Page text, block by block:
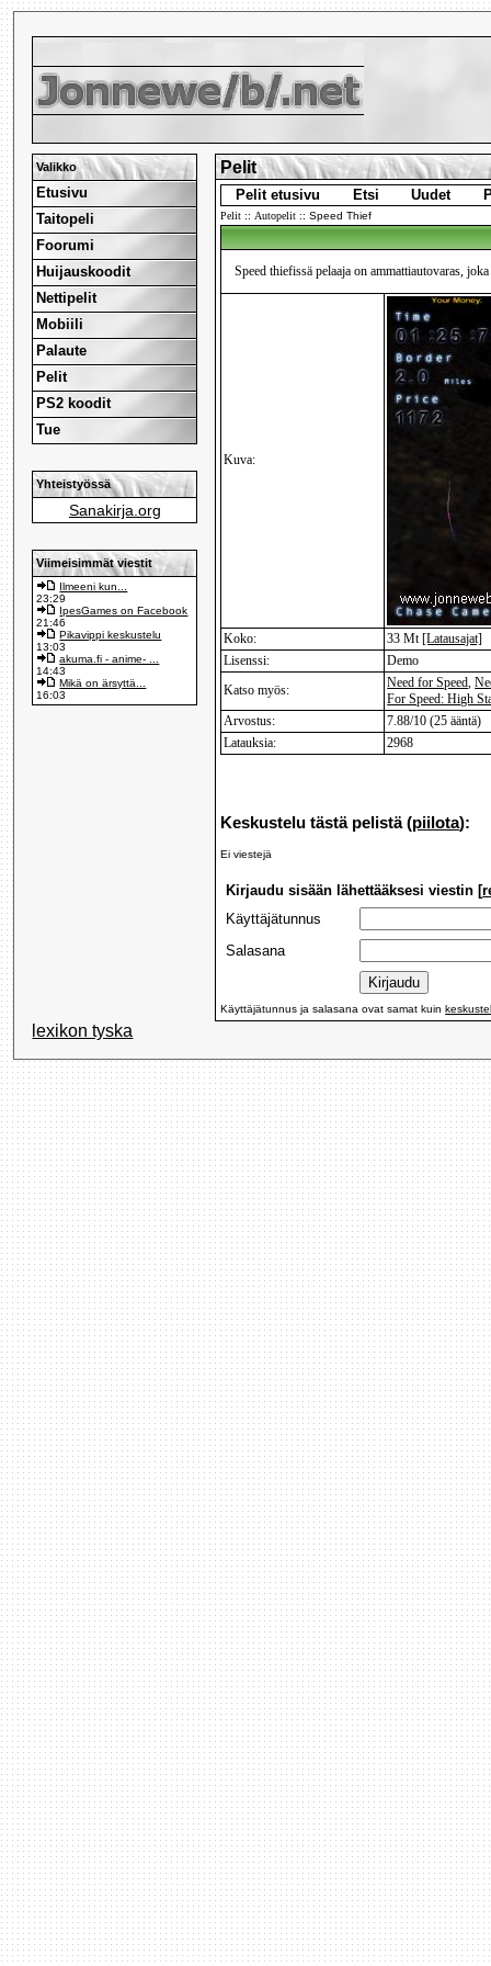
Valikko
Etusivu
Taitopeli
Foorumi
Huijauskoodit
Nettipelit
Mobiili
Palaute
Pelit
PS2 koodit
Tue
Yhteistyössä
Sanakirja.org
Viimeisimmät viestit
Ilmeeni kun...
23:29
IpesGames on Facebook
21:46
Pikavippi keskustelu
13:03
akuma.fi - anime- ...
14:43
Mikä on ärsyttä...
16:03
Pelit
Pelit etusivu Etsi Uudet
Pelit ::Autopelit ::Speed Thief
Speed thiefissä pelaaja on ammattiautovaras,
Kuva:
Koko: 33 Mt [Latausajat]
Lisenssi:
Demo
Katso myös:
Need for Speed,
For Speed: High
Arvostus:
7.88/10 (25 ääntä)
Latauksia:
2968
Keskustelu tästä pelistä (piilota):
Ei viestejä
Kirjaudu sisään lähettääksesi viestin [
Käyttäjätunnus
Salasana
Käyttäjätunnus ja salasana ovat samat kuin
lexikon tyska